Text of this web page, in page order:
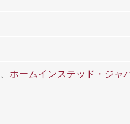
ホームインステッド・ジャ